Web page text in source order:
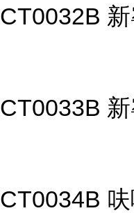
CT0032B
CT0033B
CT0034B